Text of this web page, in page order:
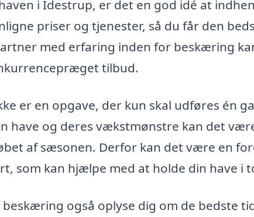
i Idestrup, er det en god idé at
priser og tjenester, så du får den
med erfaring inden for beskæring
tilbud.
er en opgave, der kun skal udføres én
have og deres vækstmønstre kan det
af sæsonen. Derfor kan det være en
som kan hjælpe med at holde din have i
også oplyse dig om de bedste